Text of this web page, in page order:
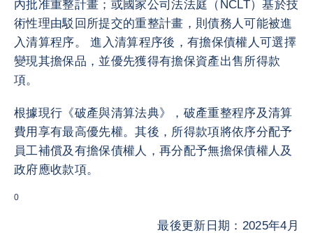
內批准重整計畫；或國家公司法法庭（NCLT）基於技
術性理由駁回所提交的重整計畫，則債務人可能被進
入清算程序。 進入清算程序後，有擔保債權人可選擇
變現其擔保品，並優先獲得有擔保資產出售所得款
項。
根據現行《破產與清算法典》，破產重整程序及清算
費用享有最高優先權。其後，所得款項將依序分配予
員工補償及有擔保債權人，再分配予無擔保債權人及
政府應收款項。
0
最後更新日期：2025年4月